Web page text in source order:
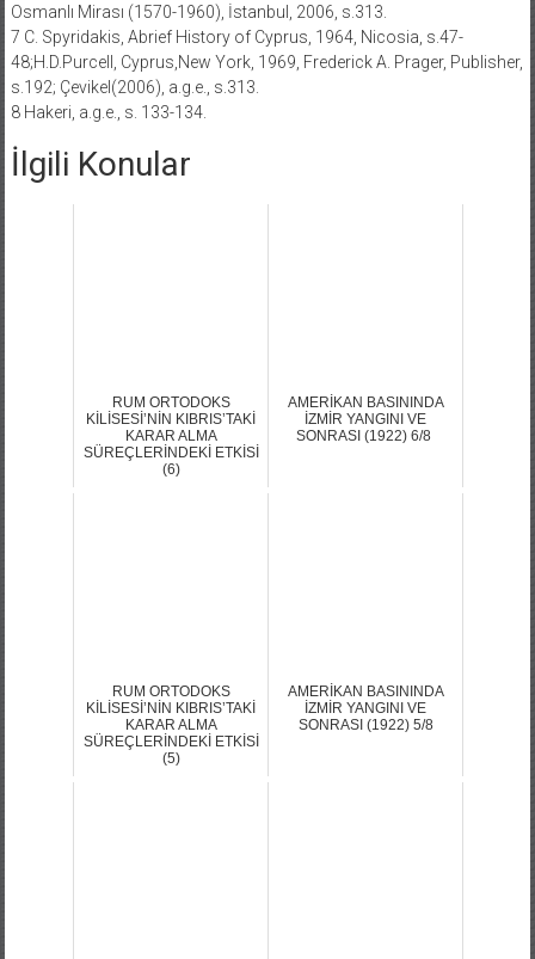
Osmanlı Mirası (1570-1960), İstanbul, 2006, s.313.
7 C. Spyridakis, Abrief History of Cyprus, 1964, Nicosia, s.47-
48;H.D.Purcell, Cyprus,New York, 1969, Frederick A. Prager, Publisher,
s.192; Çevikel(2006), a.g.e., s.313.
8 Hakeri, a.g.e., s. 133-134.
İlgili Konular
RUM ORTODOKS
KİLİSESİ’NİN KIBRIS’TAKİ
KARAR ALMA
SÜREÇLERİNDEKİ ETKİSİ
(6)
AMERİKAN BASININDA
İZMİR YANGINI VE
SONRASI (1922) 6/8
RUM ORTODOKS
KİLİSESİ’NİN KIBRIS’TAKİ
KARAR ALMA
SÜREÇLERİNDEKİ ETKİSİ
(5)
AMERİKAN BASININDA
İZMİR YANGINI VE
SONRASI (1922) 5/8